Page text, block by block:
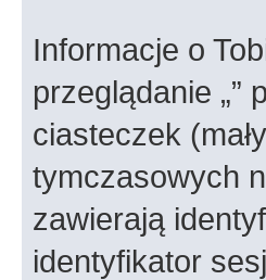
Informacje o
przeglądanie „”
ciasteczek
tymczasowych
zawierają
identyfikator